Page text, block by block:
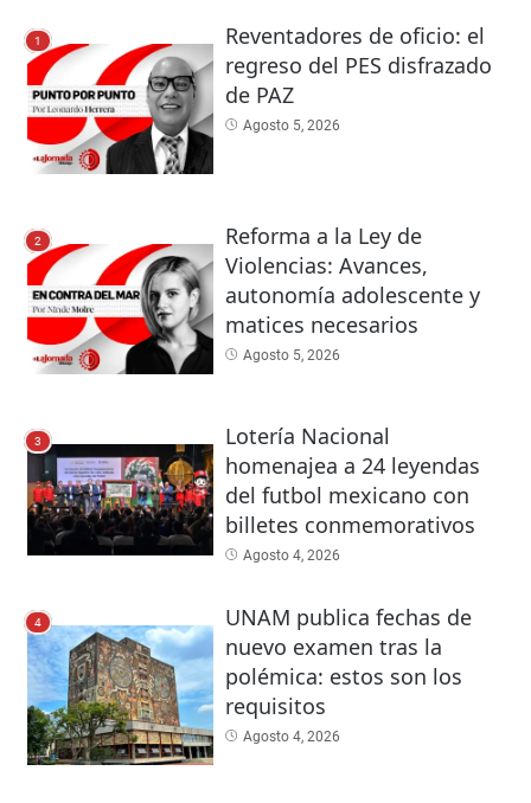
1
Reventadores de oficio: el
regreso del PES disfrazado
de PAZ
Agosto 5, 2026
2
Reforma a la Ley de
Violencias: Avances,
autonomía adolescente y
matices necesarios
Agosto 5, 2026
3
Lotería Nacional
homenajea a 24 leyendas
del futbol mexicano con
billetes conmemorativos
Agosto 4, 2026
4
UNAM publica fechas de
nuevo examen tras la
polémica: estos son los
requisitos
Agosto 4, 2026